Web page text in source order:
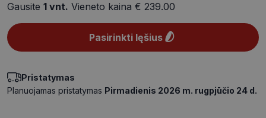
Gausite 1 vnt. Vieneto kaina € 239.00
Pasirinkti lęšius
Pristatymas
Planuojamas pristatymas Pirmadienis 2026 m. rugpjūčio 24 d.